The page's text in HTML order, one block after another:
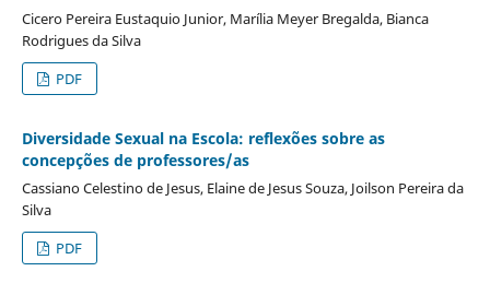
Cicero Pereira Eustaquio Junior, Marília Meyer Bregalda, Bianca
Rodrigues da Silva
PDF
Diversidade Sexual na Escola: reflexões sobre as
concepções de professores/as
Cassiano Celestino de Jesus, Elaine de Jesus Souza, Joilson Pereira da
Silva
PDF